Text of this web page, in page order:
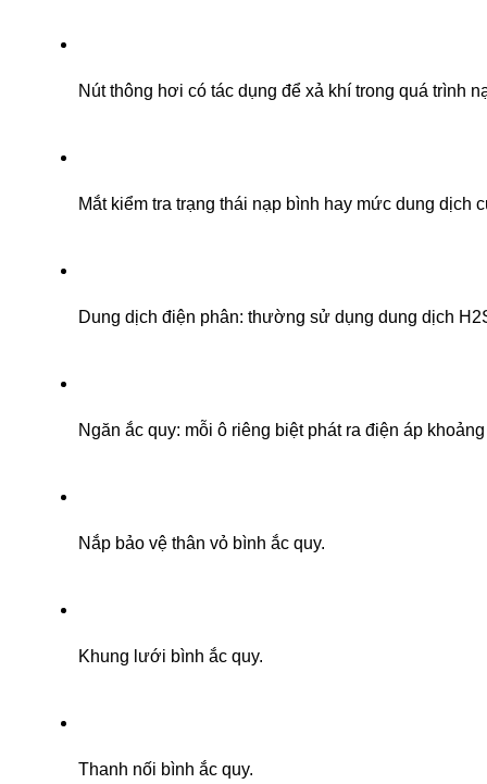
Nút thông hơi có tác dụng để xả khí trong quá trình
Mắt kiểm tra trạng thái nạp bình hay mức dung dịch
Dung dịch điện phân: thường sử dụng dung dịch
Ngăn ắc quy: mỗi ô riêng biệt phát ra điện áp
Nắp bảo vệ thân vỏ bình ắc quy.
Khung lưới bình ắc quy.
Thanh nối bình ắc quy.